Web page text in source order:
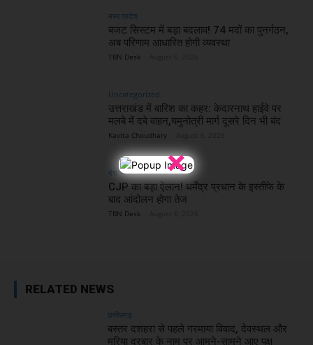
×
मध्य प्रदेश
बजट सिस्टम में बड़ा बदलाव! 74 मदों का पुनर्गठन,
अब परिणाम आधारित होगी व्यवस्था
TBN Desk
Uncategorized
उत्तराखंड में बारिश का कहर: केदारनाथ हाईवे पर
मलबे में दबे वाहन,यमुनोत्री मार्ग दूसरे दिन भी बंद
Kavita Choudhary
देश
CJP का बड़ा ऐलान! धर्मेंद्र प्रधान के इस्तीफे के
बाद आंदोलन होगा तेज
TBN Desk
RELATED NEWS
छत्तीसगढ़
बस्तर दशहरा से पहले गरमाया विवाद, देवस्थल और
मुरिया दरबार के नाम पर आमने-सामने आए पक्ष